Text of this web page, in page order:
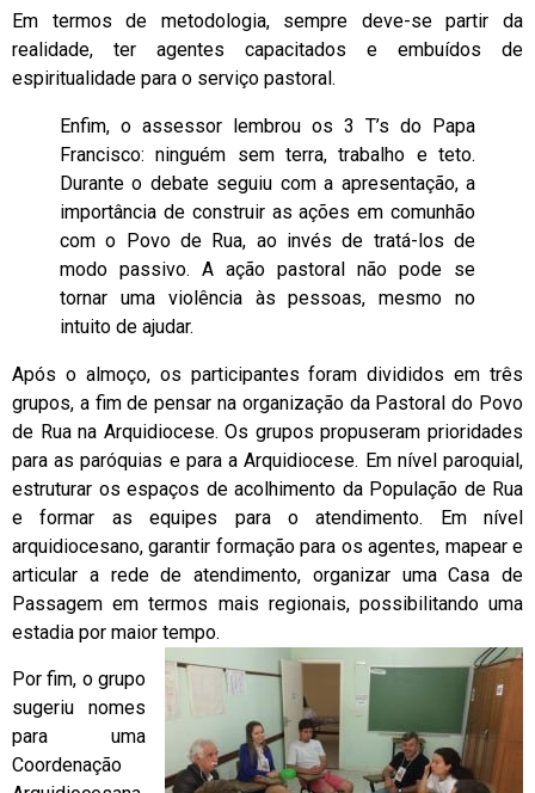
Em termos de metodologia, sempre deve-se partir da
realidade, ter agentes capacitados e embuídos de
espiritualidade para o serviço pastoral.
Enfim, o assessor lembrou os 3 T’s do Papa
Francisco: ninguém sem terra, trabalho e teto.
Durante o debate seguiu com a apresentação, a
importância de construir as ações em comunhão
com o Povo de Rua, ao invés de tratá-los de
modo passivo. A ação pastoral não pode se
tornar uma violência às pessoas, mesmo no
intuito de ajudar.
Após o almoço, os participantes foram divididos em três
grupos, a fim de pensar na organização da Pastoral do Povo
de Rua na Arquidiocese. Os grupos propuseram prioridades
para as paróquias e para a Arquidiocese. Em nível paroquial,
estruturar os espaços de acolhimento da População de Rua
e formar as equipes para o atendimento. Em nível
arquidiocesano, garantir formação para os agentes, mapear e
articular a rede de atendimento, organizar uma Casa de
Passagem em termos mais regionais, possibilitando uma
estadia por maior tempo.
Por fim, o grupo
sugeriu nomes
para uma
Coordenação